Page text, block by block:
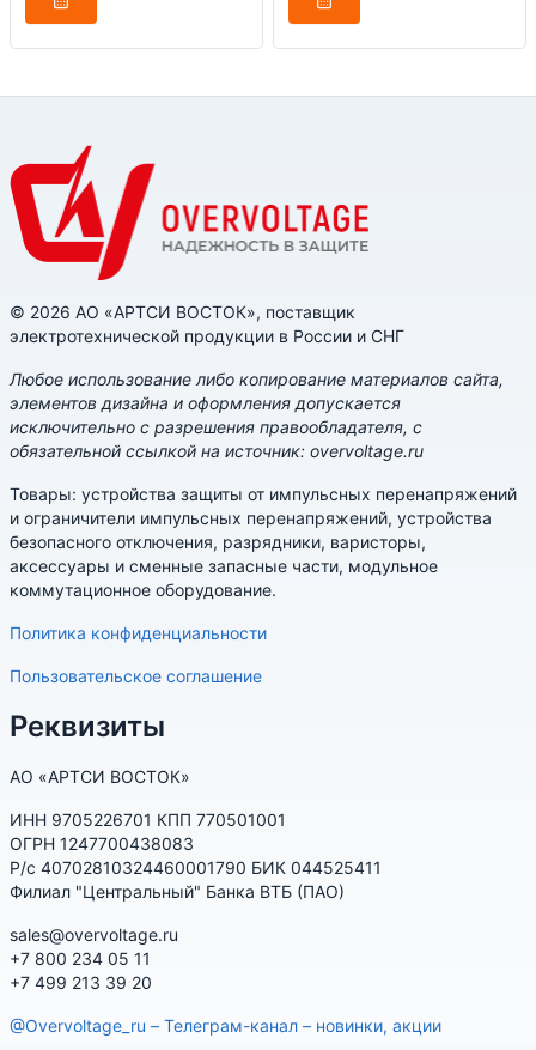
© 2026 АО «АРТСИ ВОСТОК», поставщик
электротехнической продукции в России и СНГ
Любое использование либо копирование материалов сайта,
элементов дизайна и оформления допускается
исключительно с разрешения правообладателя, с
обязательной ссылкой на источник: overvoltage.ru
Товары: устройства защиты от импульсных перенапряжений
и ограничители импульсных перенапряжений, устройства
безопасного отключения, разрядники, варисторы,
аксессуары и сменные запасные части, модульное
коммутационное оборудование.
Политика конфиденциальности
Пользовательское соглашение
Реквизиты
АО «АРТСИ ВОСТОК»
ИНН 9705226701 КПП 770501001
ОГРН 1247700438083
Р/с 40702810324460001790 БИК 044525411
Филиал "Центральный" Банка ВТБ (ПАО)
sales@overvoltage.ru
+7 800 234 05 11
+7 499 213 39 20
@Overvoltage_ru – Телеграм-канал – новинки, акции